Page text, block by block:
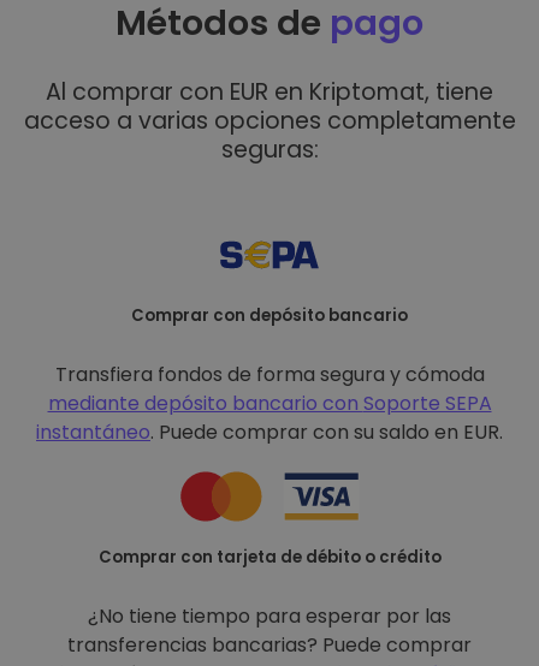
Métodos de pago
Al comprar con EUR en Kriptomat, tiene
acceso a varias opciones completamente
seguras:
Comprar con depósito bancario
Transfiera fondos de forma segura y cómoda
mediante depósito bancario con Soporte SEPA
instantáneo. Puede comprar con su saldo en EUR.
Comprar con tarjeta de débito o crédito
¿No tiene tiempo para esperar por las
transferencias bancarias? Puede comprar